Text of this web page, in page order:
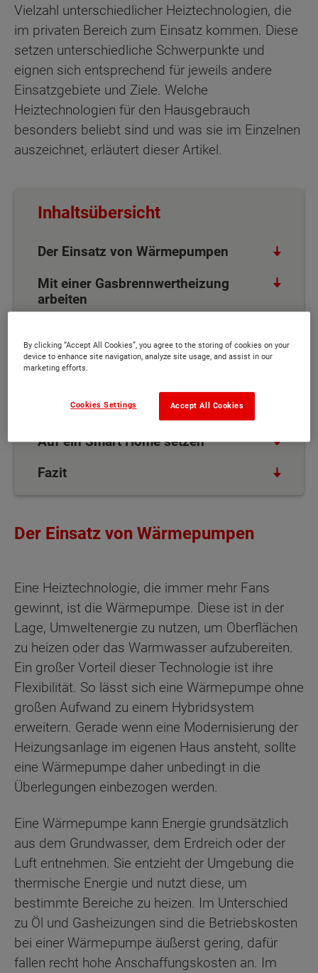
Vielzahl unterschiedlicher Heiztechnologien, die
im privaten Bereich zum Einsatz kommen. Diese
setzen unterschiedliche Schwerpunkte und
eignen sich entsprechend für jeweils andere
Einsatzgebiete und Ziele. Welche
Heiztechnologien für den Hausgebrauch
besonders beliebt sind und was sie im Einzelnen
auszeichnet, erläutert dieser Artikel.
Inhaltsübersicht
Der Einsatz von Wärmepumpen
Mit einer Gasbrennwertheizung
arbeiten
Die Nutzung von Gasheizungen
Besonderheiten bei einer
Fußbodenheizung
Auf ein Smart Home setzen
Fazit
Der Einsatz von Wärmepumpen
Eine Heiztechnologie, die immer mehr Fans
gewinnt, ist die Wärmepumpe. Diese ist in der
Lage, Umweltenergie zu nutzen, um Oberflächen
zu heizen oder das Warmwasser aufzubereiten.
Ein großer Vorteil dieser Technologie ist ihre
Flexibilität. So lässt sich eine Wärmepumpe ohne
großen Aufwand zu einem Hybridsystem
erweitern. Gerade wenn eine Modernisierung der
Heizungsanlage im eigenen Haus ansteht, sollte
eine Wärmepumpe daher unbedingt in die
Überlegungen einbezogen werden.
Eine Wärmepumpe kann Energie grundsätzlich
aus dem Grundwasser, dem Erdreich oder der
Luft entnehmen. Sie entzieht der Umgebung die
thermische Energie und nutzt diese, um
bestimmte Bereiche zu heizen. Im Unterschied
zu Öl und Gasheizungen sind die Betriebskosten
bei einer Wärmepumpe äußerst gering, dafür
fallen recht hohe Anschaffungskosten an. Im
By clicking “Accept All Cookies”, you agree to the storing of cookies on your
device to enhance site navigation, analyze site usage, and assist in our
marketing efforts.
Accept All Cookies
Cookies Settings